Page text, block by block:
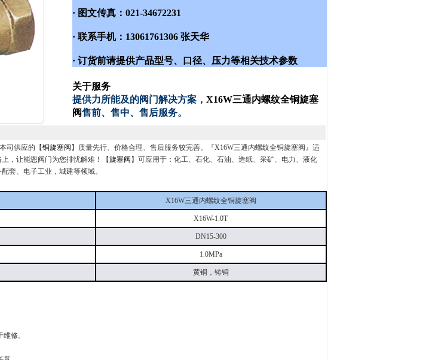
· 图文传真：021-34672231
· 联系手机：13061761306 张天华
· 订货前请提供产品型号、口径、压力等相关技术参数
关于服务
提供力所能及的阀门解决方案， X16W三通内螺纹全铜旋塞
阀售前、售中、售后服务。
司供应的【铜旋塞阀 】质量先行、价格合理、售后服务较完善。『X16W三通内螺纹全铜旋塞阀』适
，让能恩阀门为您排忧解难！【旋塞阀 】可应用于：化工、石化、石油、造纸、采矿、电力、液化
套、电子工业，城建等领域。
X16W三通内螺纹全铜旋塞阀
X16W-1.0T
DN15-300
1.0MPa
黄铜，铸铜
修。